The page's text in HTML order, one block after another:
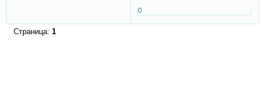
0
Страница: 1